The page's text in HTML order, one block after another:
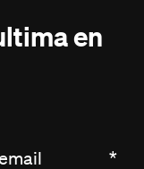
en
*